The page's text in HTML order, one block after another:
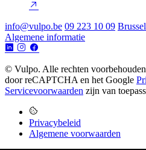
info@vulpo.be 09 223 10 09
Algemene informatie
© Vulpo. Alle rechten
door reCAPTCHA en het Google
Servicevoorwaarden zijn van
Privacybeleid
Algemene voorwaarden